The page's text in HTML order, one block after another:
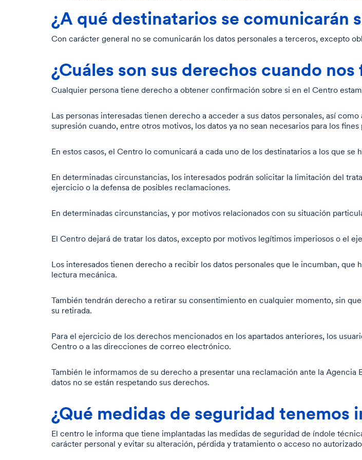
¿A qué destinatarios se comunicarán
Con carácter general no se comunicarán los datos personales a terceros, excepto
¿Cuáles son sus derechos cuando
Cualquier persona tiene derecho a obtener confirmación sobre si en el Centro
Las personas interesadas tienen derecho a acceder a sus datos personales, así
supresión cuando, entre otros motivos, los datos ya no sean necesarios para los
En estos casos, el Centro lo comunicará a cada uno de los destinatarios a los que se
En determinadas circunstancias, los interesados podrán solicitar la limitación del
ejercicio o la defensa de posibles reclamaciones.
En determinadas circunstancias, y por motivos relacionados con su situación
El Centro dejará de tratar los datos, excepto por motivos legítimos imperiosos o el
Los interesados tienen derecho a recibir los datos personales que le incumban,
lectura mecánica.
También tendrán derecho a retirar su consentimiento en cualquier momento, sin
su retirada.
Para el ejercicio de los derechos mencionados en los apartados anteriores, los
Centro o a las direcciones de correo electrónico.
También le informamos de su derecho a presentar una reclamación ante la
datos no se están respetando sus derechos.
¿Qué medidas de seguridad tenemos
El centro le informa que tiene implantadas las medidas de seguridad de índole
carácter personal y evitar su alteración, pérdida y tratamiento o acceso no